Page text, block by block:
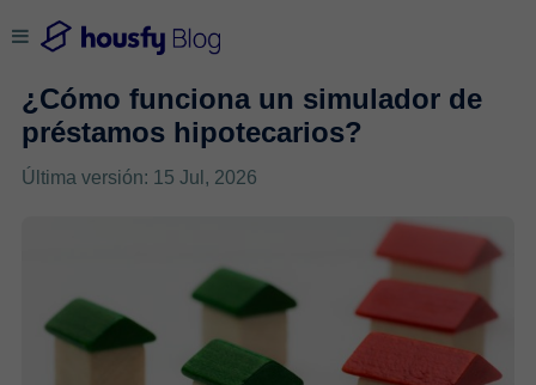
¿Cómo funciona un simulador de
préstamos hipotecarios?
Última versión: 15 Jul, 2026